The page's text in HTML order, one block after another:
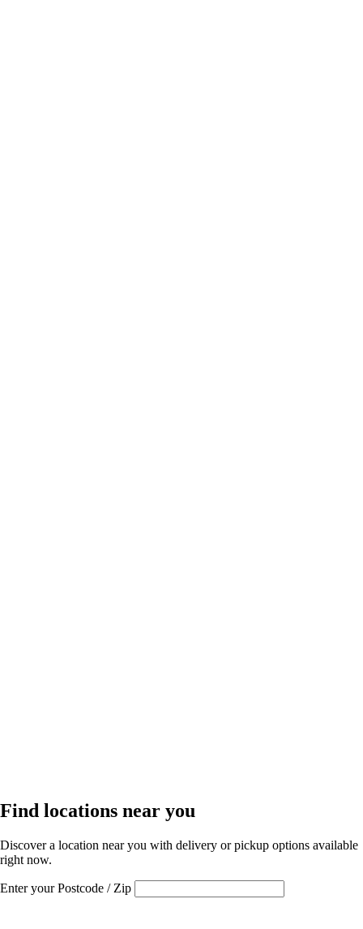
Find locations near you
Discover a location near you with delivery or pickup options available
right now.
Enter your Postcode / Zip